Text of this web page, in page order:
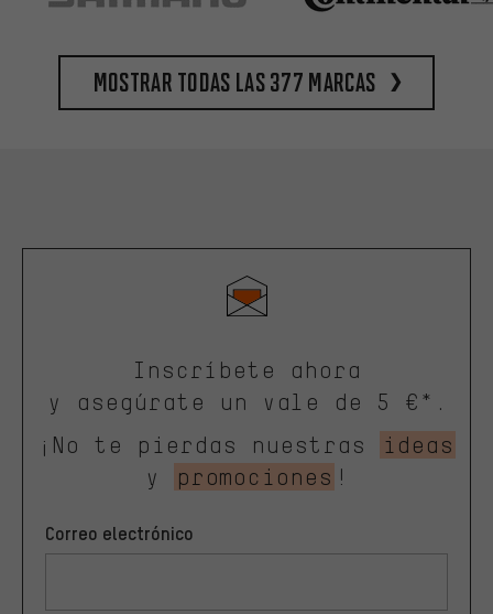
Mostrar todas las 377 marcas
Inscríbete ahora
y asegúrate un vale de 5 €*.
¡No te pierdas nuestras
ideas
y
promociones !
Correo electrónico